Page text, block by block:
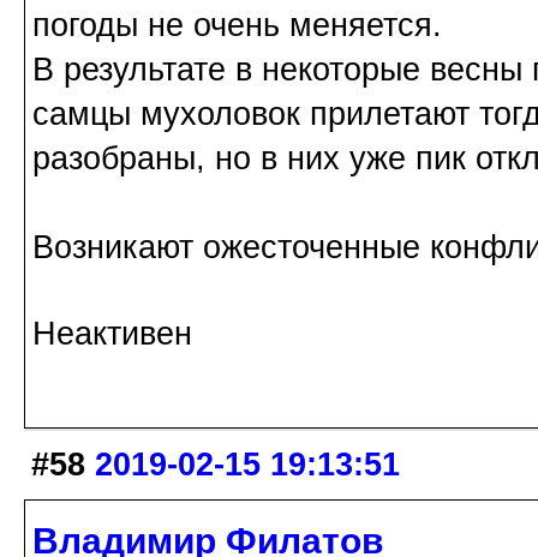
погоды не очень меняется.
В результате в некоторые
самцы мухоловок прилетают
разобраны, но в них уже пик
Возникают ожесточенные
Неактивен
#58 2019-02-15 19:13:51
Владимир Филатов